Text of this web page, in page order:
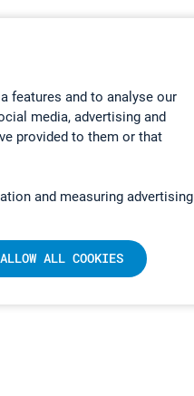
features and to analyse our
media, advertising and
provided to them or that
and measuring advertising
ALLOW ALL COOKIES